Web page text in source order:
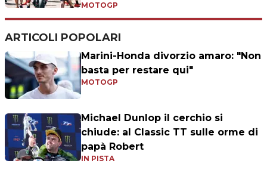
MOTOGP
ARTICOLI POPOLARI
Marini-Honda divorzio amaro: "Non
basta per restare qui"
MOTOGP
Michael Dunlop il cerchio si
chiude: al Classic TT sulle orme di
papà Robert
IN PISTA